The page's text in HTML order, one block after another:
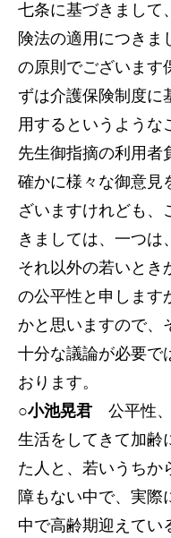
七条に基づきまして
険法の適用につきま
の原則でございます
ずは介護保険制度に
用するというような
先生御指摘の利用者
確かに様々な御意見
ざいますけれども、
きましては、一つは
それ以外の若いとき
の公平性と申します
かと思いますので、
十分な議論が必要で
おります。
○小池晃君 公平性
生活をしてきて加齢
た人と、若いうちか
障もない中で、実際
中で高齢期迎えてい